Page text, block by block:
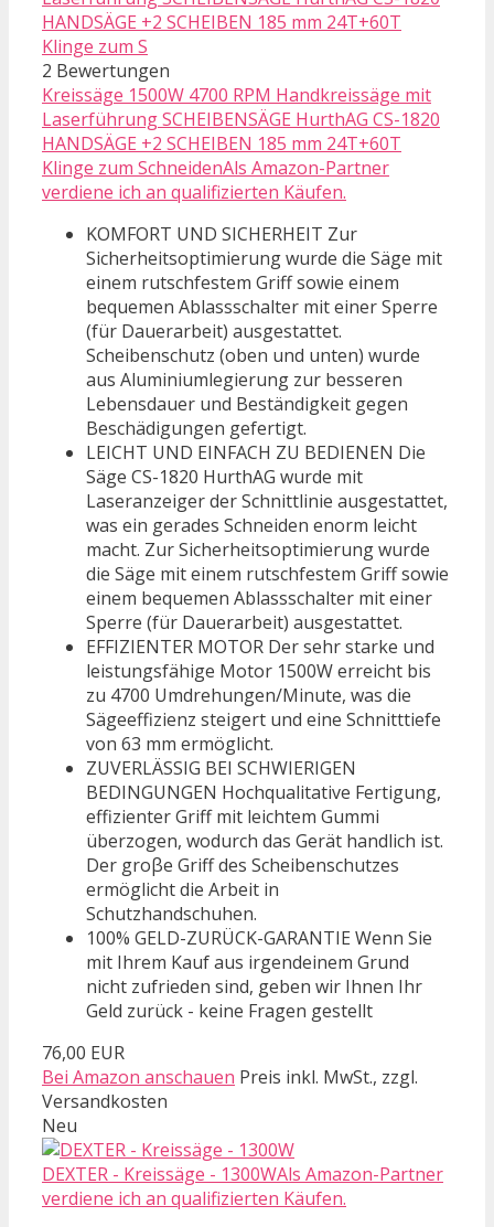
2 Bewertungen
Kreissäge 1500W 4700 RPM Handkreissäge mit
Laserführung SCHEIBENSÄGE HurthAG CS-1820
HANDSÄGE +2 SCHEIBEN 185 mm 24T+60T
Klinge zum SchneidenAls Amazon-Partner
verdiene ich an qualifizierten Käufen.
KOMFORT UND SICHERHEIT Zur
Sicherheitsoptimierung wurde die Säge mit
einem rutschfestem Griff sowie einem
bequemen Ablassschalter mit einer Sperre
(für Dauerarbeit) ausgestattet.
Scheibenschutz (oben und unten) wurde
aus Aluminiumlegierung zur besseren
Lebensdauer und Beständigkeit gegen
Beschädigungen gefertigt.
LEICHT UND EINFACH ZU BEDIENEN Die
Säge CS-1820 HurthAG wurde mit
Laseranzeiger der Schnittlinie ausgestattet,
was ein gerades Schneiden enorm leicht
macht. Zur Sicherheitsoptimierung wurde
die Säge mit einem rutschfestem Griff sowie
einem bequemen Ablassschalter mit einer
Sperre (für Dauerarbeit) ausgestattet.
EFFIZIENTER MOTOR Der sehr starke und
leistungsfähige Motor 1500W erreicht bis
zu 4700 Umdrehungen/Minute, was die
Sägeeffizienz steigert und eine Schnitttiefe
von 63 mm ermöglicht.
ZUVERLÄSSIG BEI SCHWIERIGEN
BEDINGUNGEN Hochqualitative Fertigung,
effizienter Griff mit leichtem Gummi
überzogen, wodurch das Gerät handlich ist.
Der groβe Griff des Scheibenschutzes
ermöglicht die Arbeit in
Schutzhandschuhen.
100% GELD-ZURÜCK-GARANTIE Wenn Sie
mit Ihrem Kauf aus irgendeinem Grund
nicht zufrieden sind, geben wir Ihnen Ihr
Geld zurück - keine Fragen gestellt
76,00 EUR
Bei Amazon anschauen Preis inkl. MwSt., zzgl.
Versandkosten
Neu
DEXTER - Kreissäge - 1300WAls Amazon-Partner
verdiene ich an qualifizierten Käufen.